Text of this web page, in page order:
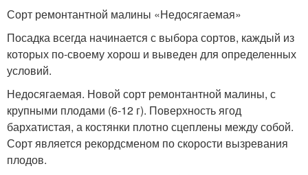
Сорт ремонтантной малины «Недосягаемая»
Посадка всегда начинается с выбора сортов, каждый из
которых по-своему хорош и выведен для определенных
условий.
Недосягаемая. Новой сорт ремонтантной малины, с
крупными плодами (6-12 г). Поверхность ягод
бархатистая, а костянки плотно сцеплены между собой.
Сорт является рекордсменом по скорости вызревания
плодов.